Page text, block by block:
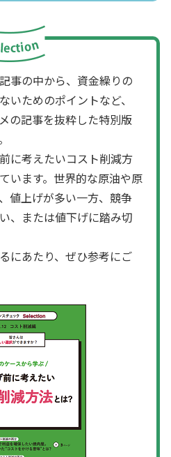
事の中から、資金繰りの
いためのポイントなど、
の記事を抜粋した特別版
に考えたいコスト削減方
います。世界的な原油や原
値上げが多い一方、競争
、または値下げに踏み切
にあたり、ぜひ参考にご